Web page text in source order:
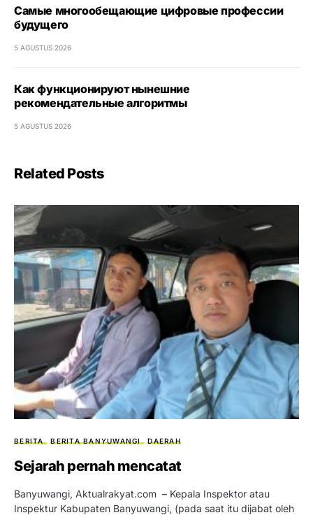
Самые многообещающие цифровые профессии
будущего
5 AGUSTUS 2026
Как функционируют нынешние
рекомендательные алгоритмы
5 AGUSTUS 2026
Related Posts
BERITA BERITA BANYUWANGI DAERAH
Sejarah pernah mencatat
Banyuwangi, Aktualrakyat.com – Kepala Inspektor atau
Inspektur Kabupaten Banyuwangi, (pada saat itu dijabat oleh